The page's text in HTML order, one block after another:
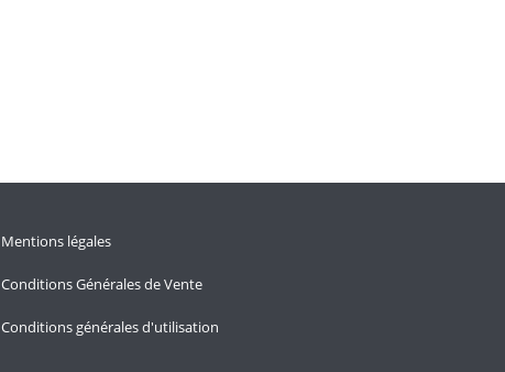
Mentions légales
Conditions Générales de Vente
Conditions générales d'utilisation